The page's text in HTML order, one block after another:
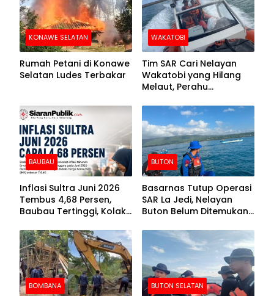
KONAWE SELATAN
Rumah Petani di Konawe
Selatan Ludes Terbakar
WAKATOBI
Tim SAR Cari Nelayan
Wakatobi yang Hilang
Melaut, Perahu
Kemasukan Air
BAUBAU
Inflasi Sultra Juni 2026
Tembus 4,68 Persen,
Baubau Tertinggi, Kolaka
BUTON
Basarnas Tutup Operasi
SAR La Jedi, Nelayan
Buton Belum Ditemukan
BOMBANA BUTON SELATAN